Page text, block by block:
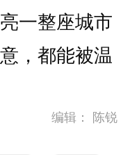
一整座城市
，都能被温
编辑： 陈锐